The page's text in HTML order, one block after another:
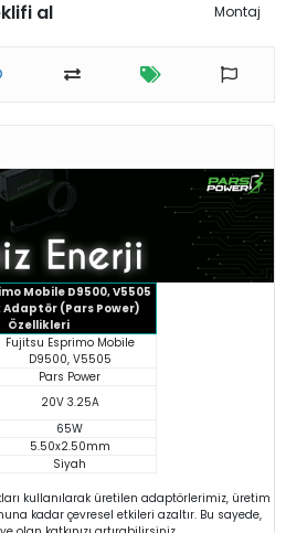
al Montaj
Mobile D9500, V5505
(Pars Power)
Özellikleri
Fujitsu Esprimo Mobile
D9500, V5505
Pars Power
20V 3.25A
65W
5.50x2.50mm
Siyah
kullanılarak üretilen adaptörlerimiz, üretim
kadar çevresel etkileri azaltır. Bu sayede,